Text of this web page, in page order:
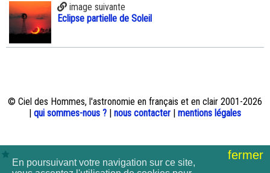
image suivante
Eclipse partielle de Soleil
© Ciel des Hommes, l'astronomie en français et en clair 2001-2026
| qui sommes-nous ? | nous contacter | mentions légales
fermer
En poursuivant votre navigation sur ce site,